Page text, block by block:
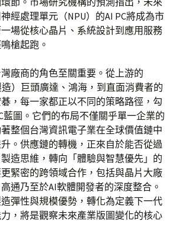
經處理單元（NPU）的AI PC將成為市
場從核心晶片、系統設計到應用服務
槍起跑。
廠商的角色至關重要。從上游的
）巨頭廣達、鴻海，到直面消費者的
，每一家都正以不同的策略路徑，勾
藍圖。它們的布局不僅關乎單一企業的
整個台灣資訊電子業在全球價值鏈中
。供應鏈的轉機，正來自於能否從過
造思維，轉向「體驗與智慧優先」的
緊密的跨領域合作，包括與晶片大廠
通乃至於AI軟體開發者的深度整合。
彈性與規模優勢，轉化為定義下一代
，將是觀察未來產業版圖變化的核心